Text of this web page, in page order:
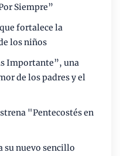
Siempre”
fortalece la
los niños
Importante”, una
de los padres y el
"Pentecostés en
su nuevo sencillo